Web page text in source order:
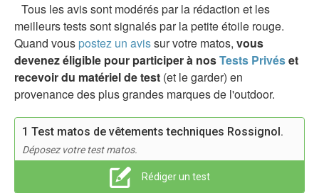
Tous les avis sont modérés par la rédaction et les
meilleurs tests sont signalés par la petite étoile rouge.
Quand vous postez un avissur votre matos, vous
devenez éligible pour participer à nosTests Privéset
recevoir du matériel de test (et le garder) en
provenance des plus grandes marques de l'outdoor.
1 Test matos de vêtements techniques Rossignol.
Déposez votre test matos.
Rédiger un test